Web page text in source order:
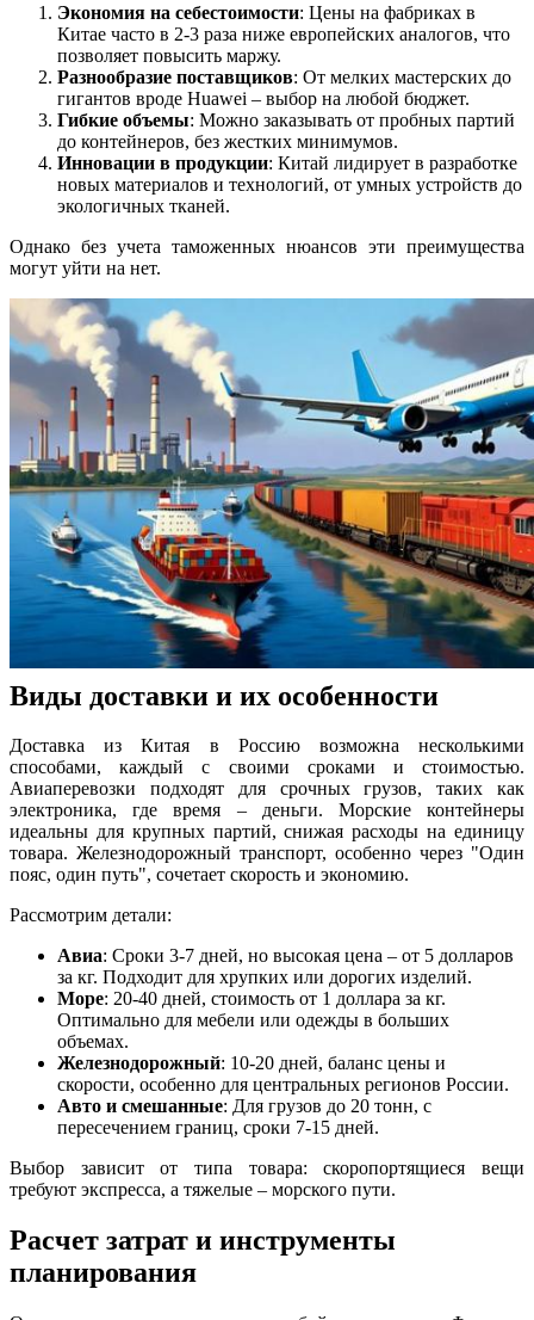
Экономия на себестоимости: Цены на фабриках в
Китае часто в 2-3 раза ниже европейских аналогов, что
позволяет повысить маржу.
Разнообразие поставщиков: От мелких мастерских до
гигантов вроде Huawei – выбор на любой бюджет.
Гибкие объемы: Можно заказывать от пробных партий
до контейнеров, без жестких минимумов.
Инновации в продукции: Китай лидирует в разработке
новых материалов и технологий, от умных устройств до
экологичных тканей.
Однако без учета таможенных нюансов эти преимущества
могут уйти на нет.
Виды доставки и их особенности
Доставка из Китая в Россию возможна несколькими
способами, каждый с своими сроками и стоимостью.
Авиаперевозки подходят для срочных грузов, таких как
электроника, где время – деньги. Морские контейнеры
идеальны для крупных партий, снижая расходы на единицу
товара. Железнодорожный транспорт, особенно через "Один
пояс, один путь", сочетает скорость и экономию.
Рассмотрим детали:
Авиа: Сроки 3-7 дней, но высокая цена – от 5 долларов
за кг. Подходит для хрупких или дорогих изделий.
Море: 20-40 дней, стоимость от 1 доллара за кг.
Оптимально для мебели или одежды в больших
объемах.
Железнодорожный: 10-20 дней, баланс цены и
скорости, особенно для центральных регионов России.
Авто и смешанные: Для грузов до 20 тонн, с
пересечением границ, сроки 7-15 дней.
Выбор зависит от типа товара: скоропортящиеся вещи
требуют экспресса, а тяжелые – морского пути.
Расчет затрат и инструменты
планирования